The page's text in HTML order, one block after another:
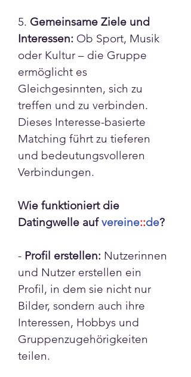
5. Gemeinsame Ziele und
Interessen: Ob Sport, Musik
oder Kultur – die Gruppe
ermöglicht es
Gleichgesinnten, sich zu
treffen und zu verbinden.
Dieses Interesse-basierte
Matching führt zu tieferen
und bedeutungsvolleren
Verbindungen.
Wie funktioniert die
Datingwelle auf vereine::de?
- Profil erstellen: Nutzerinnen
und Nutzer erstellen ein
Profil, in dem sie nicht nur
Bilder, sondern auch ihre
Interessen, Hobbys und
Gruppenzugehörigkeiten
teilen.